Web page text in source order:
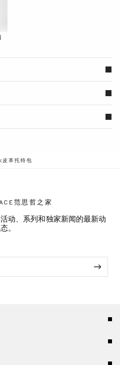
皮革托特包
范思哲之家
动、系列和独家新闻的最新动
态。